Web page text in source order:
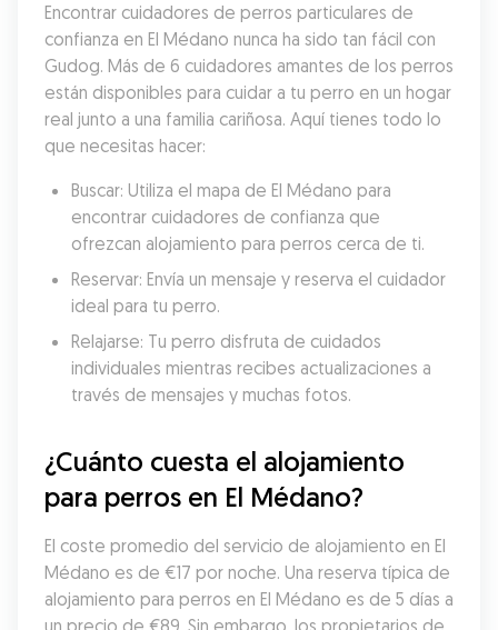
Encontrar cuidadores de perros particulares de
confianza en El Médano nunca ha sido tan fácil con
Gudog. Más de 6 cuidadores amantes de los perros
están disponibles para cuidar a tu perro en un hogar
real junto a una familia cariñosa. Aquí tienes todo lo
que necesitas hacer:
Buscar: Utiliza el mapa de El Médano para
encontrar cuidadores de confianza que
ofrezcan alojamiento para perros cerca de ti.
Reservar: Envía un mensaje y reserva el cuidador
ideal para tu perro.
Relajarse: Tu perro disfruta de cuidados
individuales mientras recibes actualizaciones a
través de mensajes y muchas fotos.
¿Cuánto cuesta el alojamiento
para perros en El Médano?
El coste promedio del servicio de alojamiento en El
Médano es de €17 por noche. Una reserva típica de
alojamiento para perros en El Médano es de 5 días a
un precio de €89. Sin embargo, los propietarios de